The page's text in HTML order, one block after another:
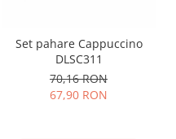
Set pahare Cappuccino
DLSC311
70,16 RON
67,90 RON